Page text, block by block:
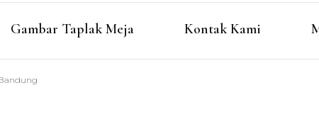
Gambar Taplak Meja Kontak Kami